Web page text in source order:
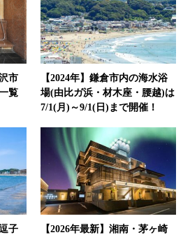
市
覧
【2024年】鎌倉市内の海水浴
場(由比ガ浜・材木座・腰越)は
7/1(月)～9/1(日)まで開催！
子
【2026年最新】湘南・茅ヶ崎